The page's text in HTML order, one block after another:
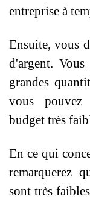
entreprise à
Ensuite, vous
d'argent.
grandes
vous pouvez
budget très
En ce qui
remarquerez
sont très